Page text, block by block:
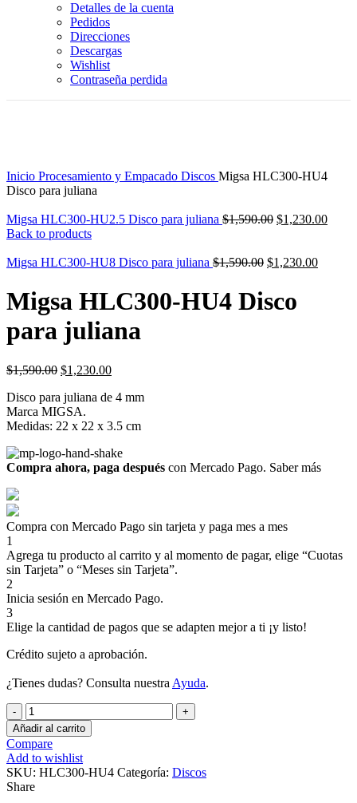
Detalles de la cuenta
Pedidos
Direcciones
Descargas
Wishlist
Contraseña perdida
Inicio Procesamiento y Empacado Discos Migsa HLC300-HU4
Disco para juliana
Migsa HLC300-HU2.5 Disco para juliana $1,590.00 Original
$1,590.00.
$1,230.00
Back to products
Migsa HLC300-HU8 Disco para juliana $1,590.00 Original
$1,590.00.
$1,230.00Current
Migsa HLC300-HU4 Disco
para juliana
$1,590.00 Original
was:
$1,590.00.
$1,230.00Current
is:
Disco para juliana de 4 mm
Marca MIGSA.
Medidas: 22 x 22 x 3.5 cm
Compra ahora, paga después con Mercado Pago. Saber más
Compra con Mercado Pago sin tarjeta y paga mes a mes
1
Agrega tu producto al carrito y al momento de pagar, elige “Cuotas
sin Tarjeta” o “Meses sin Tarjeta”.
2
Inicia sesión en Mercado Pago.
3
Elige la cantidad de pagos que se adapten mejor a ti ¡y listo!
Crédito sujeto a aprobación.
¿Tienes dudas? Consulta nuestra Ayuda.
Migsa
HLC300-
HU4
Disco
para
juliana
cantidad
Añadir al carrito
Compare
Add to wishlist
SKU: HLC300-HU4 Categoría: Discos
Share